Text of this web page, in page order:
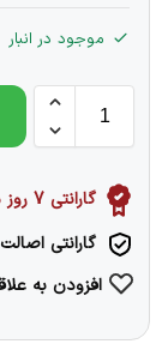
موجود در انبار
گارانتی 7 روز مهلت تست
گارانتی
افزودن به